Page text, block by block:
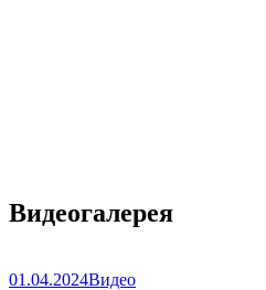
Видеогалерея
01.04.2024Видео